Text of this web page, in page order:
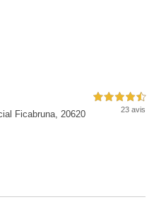
Ficabruna, 20620
4,5 étoiles sur 5
23 avis